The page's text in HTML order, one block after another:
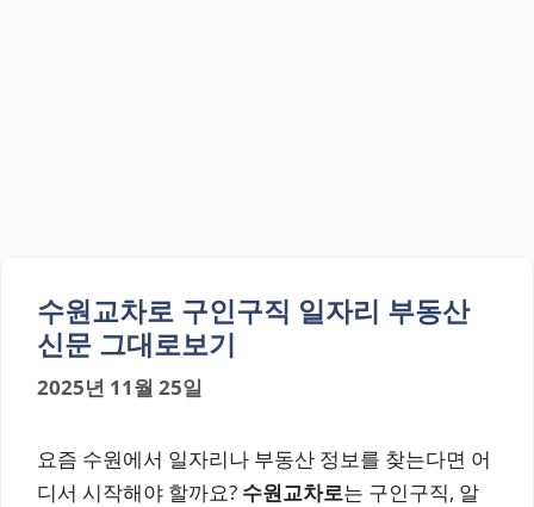
수원교차로 구인구직 일자리 부동산
신문 그대로보기
2025년 11월 25일
요즘 수원에서 일자리나 부동산 정보를 찾는다면 어
디서 시작해야 할까요? 수원교차로는 구인구직, 알